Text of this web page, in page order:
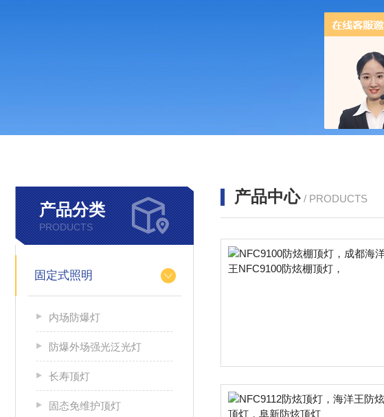
产品分类
PRODUCTS
固定式照明
内场防爆灯
防爆外场强光泛光灯
长寿顶灯
固态免维护顶灯
产品中心 / PRODUCTS